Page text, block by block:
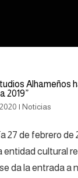
Alhameños
2019”
| Noticias
27 de febrero de
entidad cultural
da la entrada a